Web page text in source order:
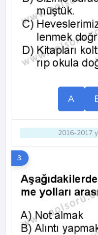
A
2016-2017
3.